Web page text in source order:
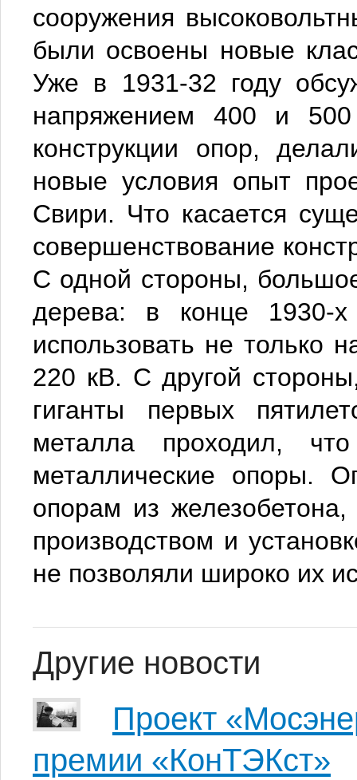
сооружения
были освоены новые
Уже в 1931-32 году
напряжением 400 и 500
конструкции опор,
новые условия опыт
Свири. Что касается
совершенствование
С одной стороны,
дерева: в конце 1930-
использовать не
220 кВ. С другой
гиганты первых
металла проходил,
металлические опоры.
опорам из
производством и
не позволяли широко их
Другие новости
Проект
премии «КонТЭКст»